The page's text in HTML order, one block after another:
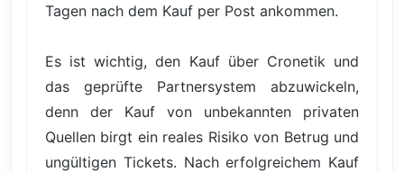
Tagen nach dem Kauf per Post ankommen.
Es ist wichtig, den Kauf über Cronetik und
das geprüfte Partnersystem abzuwickeln,
denn der Kauf von unbekannten privaten
Quellen birgt ein reales Risiko von Betrug und
ungültigen Tickets. Nach erfolgreichem Kauf